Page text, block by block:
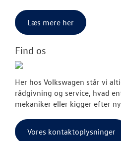
Læs mere her
Find os
Her hos Volkswagen står vi
rådgivning og service, hvad
mekaniker eller kigger efter
Vores kontaktoplysninger